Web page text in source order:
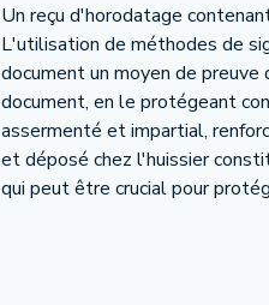
Un reçu d'horodatage
L'utilisation de méthodes de
document un moyen de
document, en le protégeant
assermenté et impartial,
et déposé chez l'huissier
qui peut être crucial pour